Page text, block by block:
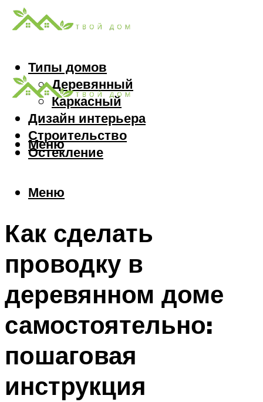
Типы домов
Деревянный
Каркасный
Дизайн интерьера
Строительство
Остекление
Меню
Меню
Как сделать
проводку в
деревянном доме
самостоятельно:
пошаговая
инструкция